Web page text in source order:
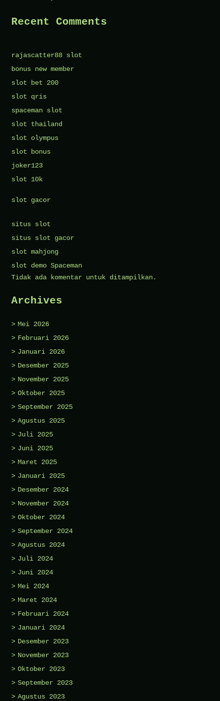
Recent Comments
rajascatter88 slot
bonus new member
slot bet 200
slot qris
spaceman slot
slot thailand
slot olympus
slot bonus
joker123
slot 10k
slot gacor
situs slot
situs slot gacor
slot mahjong
slot demo Spaceman
Tidak ada komentar untuk ditampilkan.
Archives
Mei 2026
Februari 2026
Januari 2026
Desember 2025
November 2025
Oktober 2025
September 2025
Agustus 2025
Juli 2025
Juni 2025
Maret 2025
Januari 2025
Desember 2024
November 2024
Oktober 2024
September 2024
Agustus 2024
Juli 2024
Juni 2024
Mei 2024
Maret 2024
Februari 2024
Januari 2024
Desember 2023
November 2023
Oktober 2023
September 2023
Agustus 2023